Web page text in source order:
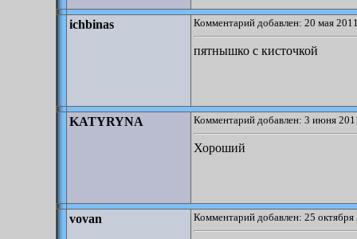
ichbinas Комментарий добавлен: 20 мая
пятнышко с кисточкой
KATYRYNA Комментарий добавлен: 3 июня
Хороший
vovan Комментарий добавлен: 25